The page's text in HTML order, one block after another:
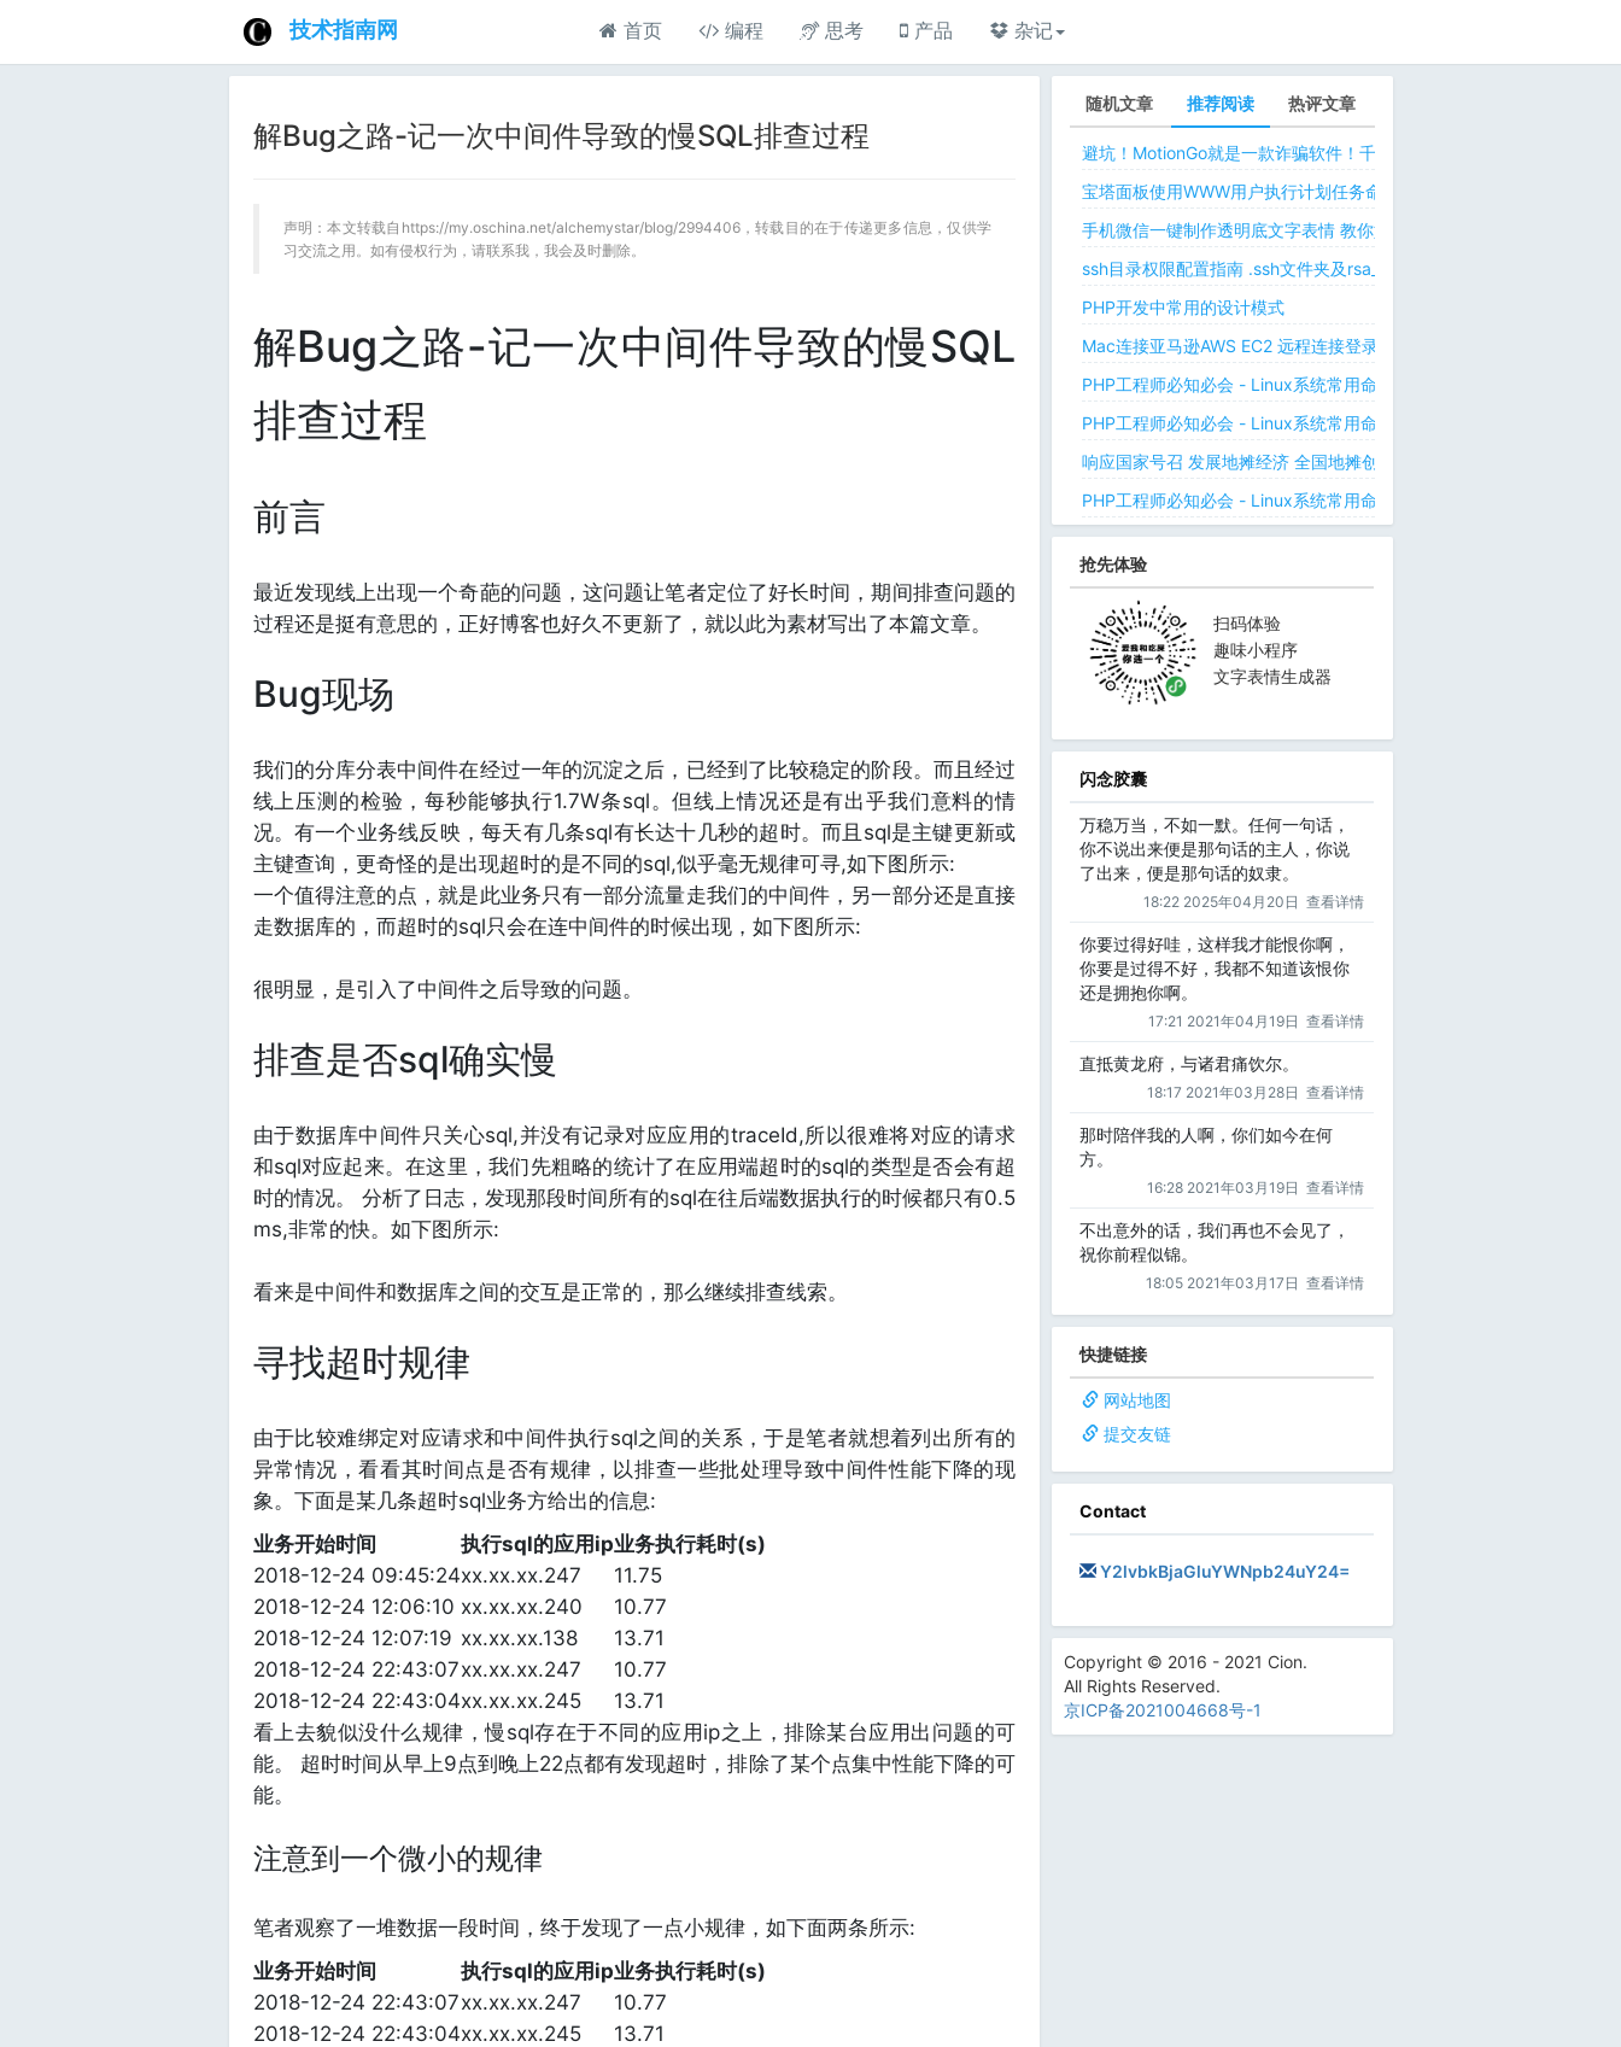
技术指南网 首页 编程 思考 产品 杂记
解Bug之路-记一次中间件导致的慢SQL排查过程
声明：本文转载自https://my.oschina.net/alchemystar/blog/2994406，转载目的在于传递更多信息，仅供学
习交流之用。如有侵权行为，请联系我，我会及时删除。
解Bug之路-记一次中间件导致的慢SQL
排查过程
前言
最近发现线上出现一个奇葩的问题，这问题让笔者定位了好长时间，期间排查问题的
过程还是挺有意思的，正好博客也好久不更新了，就以此为素材写出了本篇文章。
Bug现场
我们的分库分表中间件在经过一年的沉淀之后，已经到了比较稳定的阶段。而且经过
线上压测的检验，每秒能够执行1.7W条sql。但线上情况还是有出乎我们意料的情
况。有一个业务线反映，每天有几条sql有长达十几秒的超时。而且sql是主键更新或
主键查询，更奇怪的是出现超时的是不同的sql,似乎毫无规律可寻,如下图所示:
一个值得注意的点，就是此业务只有一部分流量走我们的中间件，另一部分还是直接
走数据库的，而超时的sql只会在连中间件的时候出现，如下图所示:
很明显，是引入了中间件之后导致的问题。
排查是否sql确实慢
由于数据库中间件只关心sql,并没有记录对应应用的traceId,所以很难将对应的请求
和sql对应起来。在这里，我们先粗略的统计了在应用端超时的sql的类型是否会有超
时的情况。 分析了日志，发现那段时间所有的sql在往后端数据执行的时候都只有0.5
ms,非常的快。如下图所示:
看来是中间件和数据库之间的交互是正常的，那么继续排查线索。
寻找超时规律
由于比较难绑定对应请求和中间件执行sql之间的关系，于是笔者就想着列出所有的
异常情况，看看其时间点是否有规律，以排查一些批处理导致中间件性能下降的现
象。下面是某几条超时sql业务方给出的信息:
业务开始时间
执行sql的应用ip业务执行耗时(s)
2018-12-24 09:45:24xx.xx.xx.247
11.75
2018-12-24 12:06:10 xx.xx.xx.240
10.77
2018-12-24 12:07:19 xx.xx.xx.138
13.71
2018-12-24 22:43:07xx.xx.xx.247
10.77
2018-12-24 22:43:04xx.xx.xx.245
13.71
看上去貌似没什么规律，慢sql存在于不同的应用ip之上，排除某台应用出问题的可
能。 超时时间从早上9点到晚上22点都有发现超时，排除了某个点集中性能下降的可
能。
注意到一个微小的规律
笔者观察了一堆数据一段时间，终于发现了一点小规律，如下面两条所示:
业务开始时间
执行sql的应用ip业务执行耗时(s)
2018-12-24 22:43:07xx.xx.xx.247
10.77
2018-12-24 22:43:04xx.xx.xx.245
13.71
随机文章 推荐阅读 热评文章
避坑！MotionGo就是一款诈骗软件！千万不要用ChatPPT，浪费时间！
宝塔面板使用WWW用户执行计划任务命令 解决laravel日志权限问题 宝
手机微信一键制作透明底文字表情 教你如何让微信表情包背景为透明
ssh目录权限配置指南 .ssh文件夹及rsa_id.pub等文件正确权限规则
PHP开发中常用的设计模式
Mac连接亚马逊AWS EC2 远程连接登录不上去 有pem私钥文件依然要
PHP工程师必知必会 - Linux系统常用命令 - Linux中的网络管理命令（
PHP工程师必知必会 - Linux系统常用命令 - Linux中的网络管理命令（
响应国家号召 发展地摊经济 全国地摊创业经验微信交流群
PHP工程师必知必会 - Linux系统常用命令 - Linux 用户和用户组管理
抢先体验
扫码体验
趣味小程序
文字表情生成器
闪念胶囊
万稳万当，不如一默。任何一句话，
你不说出来便是那句话的主人，你说
了出来，便是那句话的奴隶。
18:22 2025年04月20日 查看详情
你要过得好哇，这样我才能恨你啊，
你要是过得不好，我都不知道该恨你
还是拥抱你啊。
17:21 2021年04月19日 查看详情
直抵黄龙府，与诸君痛饮尔。
18:17 2021年03月28日 查看详情
那时陪伴我的人啊，你们如今在何
方。
16:28 2021年03月19日 查看详情
不出意外的话，我们再也不会见了，
祝你前程似锦。
18:05 2021年03月17日 查看详情
快捷链接
网站地图
提交友链
Contact
Y2lvbkBjaGluYWNpb24uY24=
Copyright © 2016 - 2021 Cion.
All Rights Reserved.
京ICP备2021004668号-1